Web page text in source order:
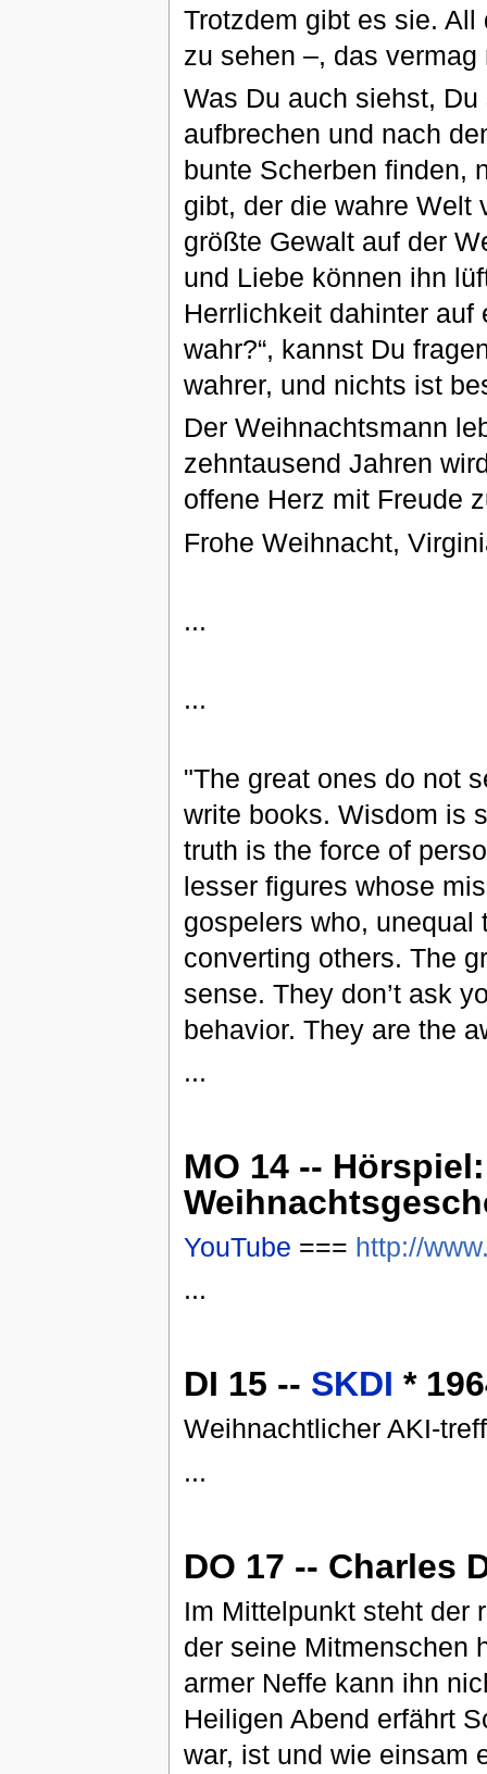
Trotzdem gibt es sie.
zu sehen –, das
Was Du auch siehst,
aufbrechen und nach
bunte Scherben finden,
gibt, der die wahre Welt
größte Gewalt auf der
und Liebe können ihn
Herrlichkeit dahinter auf
wahr?“, kannst Du
wahrer, und nichts ist
Der Weihnachtsmann
zehntausend Jahren
offene Herz mit Freude
Frohe Weihnacht,
...
...
"The great ones do not
write books. Wisdom is
truth is the force of
lesser figures whose
gospelers who,
converting others. The
sense. They don’t ask
behavior. They are the
...
MO 14 --
YouTube === http://
...
DI 15 -- SKDI *
Weihnachtlicher AKI-
...
DO 17 -- Charles
Im Mittelpunkt steht der
der seine Mitmenschen
armer Neffe kann ihn
Heiligen Abend erfährt
war, ist und wie einsam